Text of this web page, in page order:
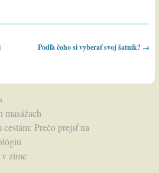
Podľa čoho si vyberať svoj šatník? →
masážach
Prečo prejsť na
v zime